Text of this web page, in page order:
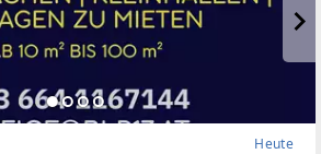
Heute